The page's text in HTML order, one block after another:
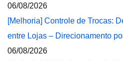
06/08/2026
[Melhoria] Controle de Trocas:
entre Lojas – Direcionamento
06/08/2026